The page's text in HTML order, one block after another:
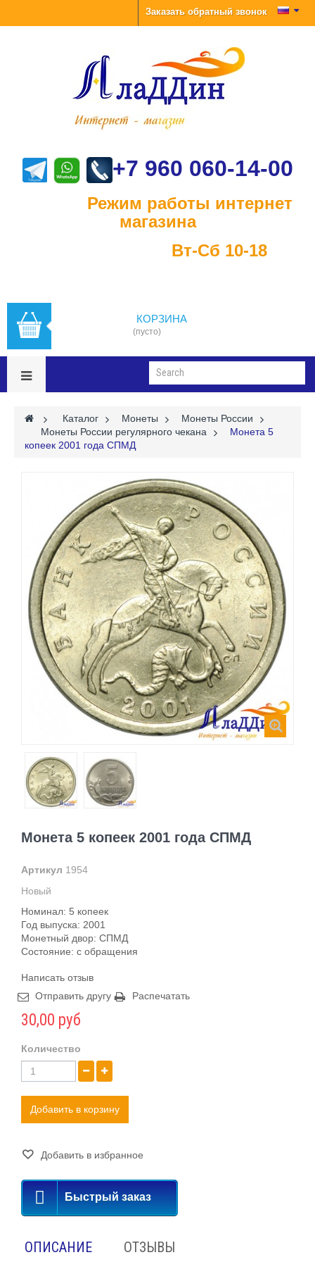
Заказать обратный звонок
+7 960 060-14-00
Режим работы интернет
магазина
Вт-Сб 10-18
КОРЗИНА
(пусто)
> Каталог > Монеты >
Монеты России
Монеты России регулярного чекана >
Монета 5
копеек 2001 года СПМД
Монета 5 копеек 2001 года СПМД
Артикул 1954
Новый
Номинал: 5 копеек
Год выпуска: 2001
Монетный двор: СПМД
Состояние: с обращения
Написать отзыв
Отправить другу
Распечатать
30,00 руб
Количество
Добавить в корзину
Добавить в избранное
Быстрый заказ
ОПИСАНИЕ ОТЗЫВЫ